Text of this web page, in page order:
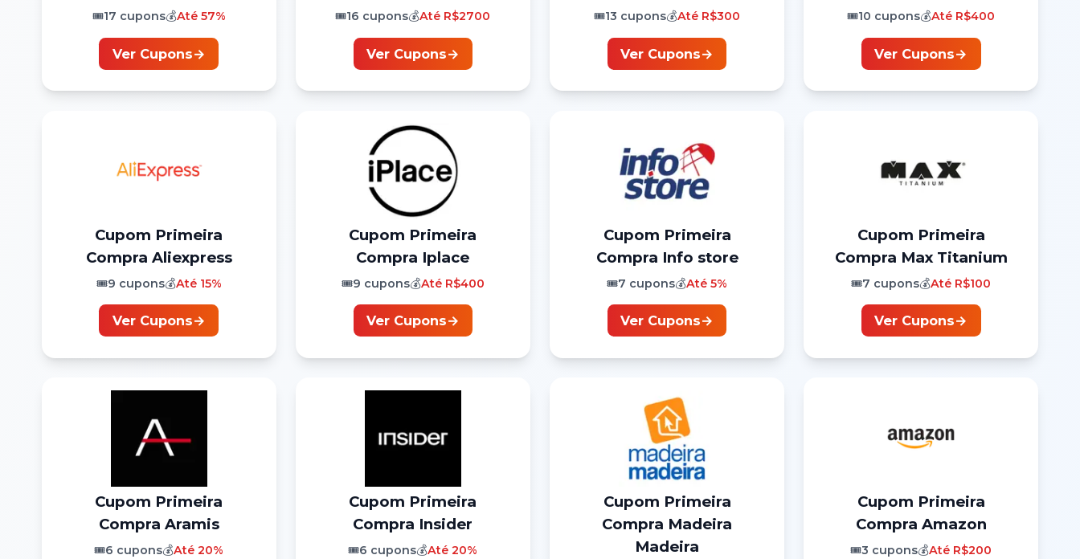
🎟️17 cupons💰Até 57%
Ver Cupons→
🎟️16 cupons💰Até R$2700
Ver Cupons→
🎟️13 cupons💰Até R$300
Ver Cupons→
🎟️10 cupons💰Até R$400
Ver Cupons→
Cupom Primeira
Compra Aliexpress
🎟️9 cupons💰Até 15%
Ver Cupons→
Cupom Primeira
Compra Iplace
🎟️9 cupons💰Até R$400
Ver Cupons→
Cupom Primeira
Compra Info store
🎟️7 cupons💰Até5%
Ver Cupons→
Cupom Primeira
Compra Max Titanium
🎟️7 cupons💰Até R$100
Ver Cupons→
Cupom Primeira
Compra Aramis
🎟️6 cupons💰Até20%
Cupom Primeira
Compra Insider
🎟️6 cupons💰Até20%
Cupom Primeira
Compra Madeira
Madeira
Cupom Primeira
Compra Amazon
🎟️3 cupons💰Até R$200